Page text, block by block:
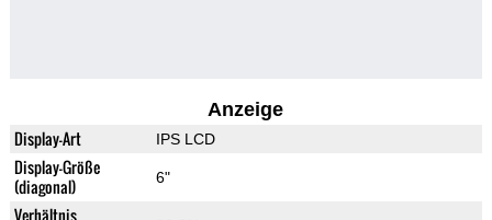
Anzeige
Display-Art IPS LCD
Display-Größe
(diagonal)
6"
Verhältnis